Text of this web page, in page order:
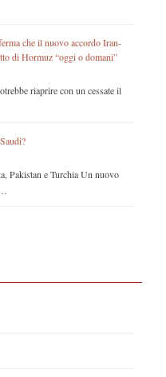
che il nuovo accordo Iran-
di Hormuz “oggi o domani”
riaprire con un cessate il
Pakistan e Turchia Un nuovo